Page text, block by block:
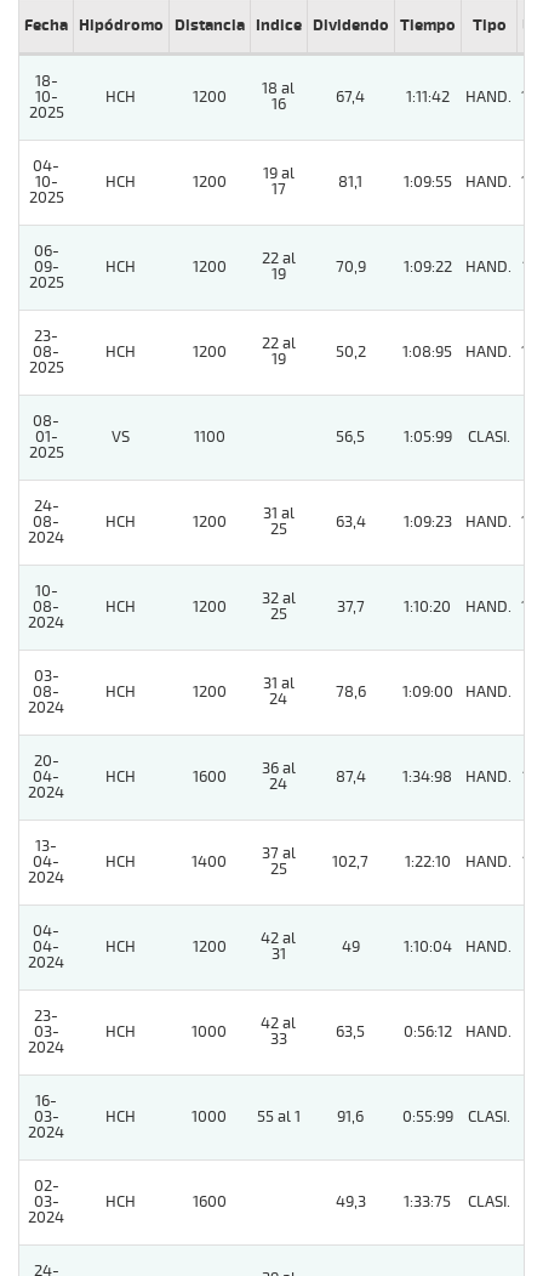
Fecha Hipódromo Distancia Indice Dividendo Tiempo Tipo Lº
18-
10-
2025
HCH 1200
18 al
16
67,4 1:11:42 HAND. 10
04-
10-
2025
HCH 1200
19 al
17
81,1 1:09:55 HAND. 10
06-
09-
2025
HCH 1200
22 al
19
70,9 1:09:22 HAND. 12
23-
08-
2025
HCH 1200
22 al
19
50,2 1:08:95 HAND. 14
08-
01-
2025
VS 1100 56,5 1:05:99 CLASI.
24-
08-
2024
HCH 1200
31 al
25
63,4 1:09:23 HAND. 14
10-
08-
2024
HCH 1200
32 al
25
37,7 1:10:20 HAND. 10
03-
08-
2024
HCH 1200
31 al
24
78,6 1:09:00 HAND.
20-
04-
2024
HCH 1600
36 al
24
87,4 1:34:98 HAND. 13
13-
04-
2024
HCH 1400
37 al
25
102,7 1:22:10 HAND. 12
04-
04-
2024
HCH 1200
42 al
31
49 1:10:04 HAND.
23-
03-
2024
HCH 1000
42 al
33
63,5 0:56:12 HAND.
16-
03-
2024
HCH 1000 55 al 1 91,6 0:55:99 CLASI.
02-
03-
2024
HCH 1600 49,3 1:33:75 CLASI.
24-